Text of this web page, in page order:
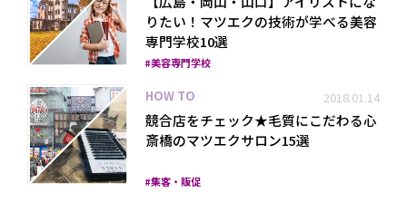
りたい！マツエクの技術が学べる美容
専門学校10選
美容専門学校
HOW TO 2018.01.14
競合店をチェック★毛質にこだわる心
斎橋のマツエクサロン15選
集客・販促